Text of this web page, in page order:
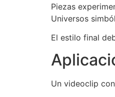
Piezas
Universos
El estilo final
Un videoclip